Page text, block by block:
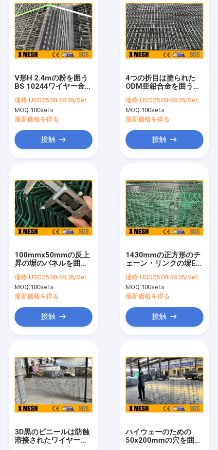
プロダクト
VRショー
私達について
品質管理
私達に連絡しなさい
ニュース
金属の網の囲うこと
チェーン・リンクの網の囲うこと
保証金属の囲うこと
V形H 2.4mの粉を囲う
BS 10244ワイヤー金属
価格:USD25.00-58.35/Set
MOQ:100sets
最新価格を得る
接触
4つの折目は塗られた
ODM亜鉛合金を囲う電
接した
価格:USD25.00-58.35/Set
MOQ:100sets
最新価格を得る
接触
100mmx50mmの反上
昇の塀のパネルを囲う
価格:USD25.00-58.35/Set
MOQ:100sets
最新価格を得る
接触
1430mmの正方形のチ
ェーン・リンクの塀EN
網
価格:USD25.00-58.35/Set
MOQ:100sets
最新価格を得る
接触
3D黒のビニールは防蝕
溶接されたワイヤー囲
ハイウェーのための
50x200mmの穴を囲う